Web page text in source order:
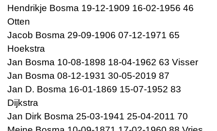
Hendrikje Bosma 19-12-1909 16-02-1956 46
Otten
Jacob Bosma 29-09-1906 07-12-1971 65
Hoekstra
Jan Bosma 10-08-1898 18-04-1962 63 Visser
Jan Bosma 08-12-1931 30-05-2019 87
Jan D. Bosma 16-01-1869 15-07-1952 83
Dijkstra
Jan Dirk Bosma 25-03-1941 25-04-2011 70